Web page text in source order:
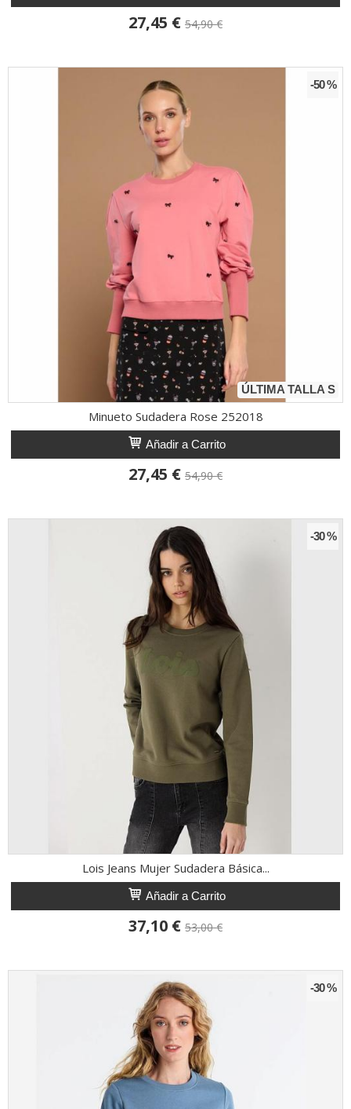
27,45 € 54,90 €
ÚLTIMA TALLA S
-50 %
Minueto Sudadera Rose 252018
Añadir a Carrito
27,45 € 54,90 €
-30 %
Lois Jeans Mujer Sudadera Básica...
Añadir a Carrito
37,10 € 53,00 €
-30 %